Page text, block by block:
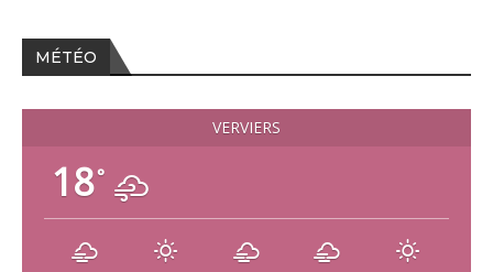
MÉTÉO
VERVIERS
18°